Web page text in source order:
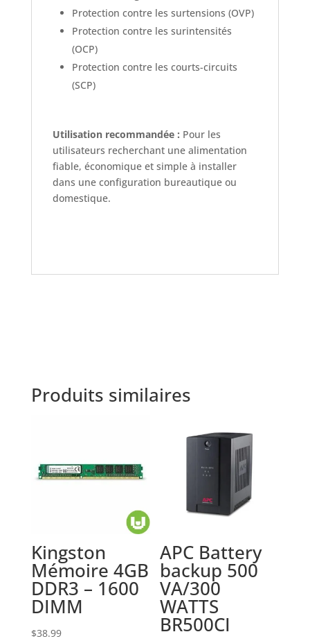
Protection contre les surtensions (OVP)
Protection contre les surintensités
(OCP)
Protection contre les courts-circuits
(SCP)
Utilisation recommandée : Pour les
utilisateurs recherchant une alimentation
fiable, économique et simple à installer
dans une configuration bureautique ou
domestique.
Produits similaires
Kingston
Mémoire 4GB
DDR3 – 1600
DIMM
$38.99
APC Battery
backup 500
VA/300
WATTS
BR500CI